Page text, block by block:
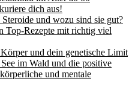
dich aus!
und wozu sind sie gut?
Top-Rezepte mit richtig viel
und dein genetische Limit
im Wald und die positive
und mentale